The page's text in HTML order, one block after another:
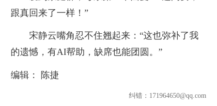
跟真回来了一样！”
宋静云嘴角忍不住翘起来：“这也弥补了我
的遗憾，有AI帮助，缺席也能团圆。”
编辑： 陈捷
纠错：171964650@qq.com